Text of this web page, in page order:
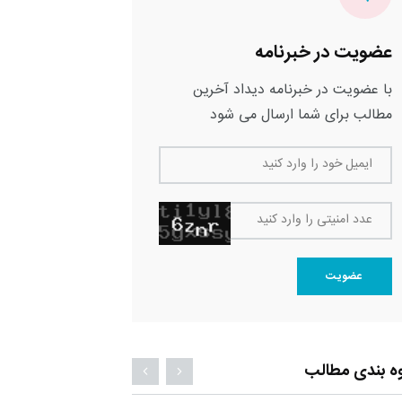
عضویت در خبرنامه
با عضویت در خبرنامه دیداد آخرین
مطالب برای شما ارسال می شود
ایمیل خود را وارد کنید
عدد امنیتی را وارد کنید
عضویت
بندی مطالب